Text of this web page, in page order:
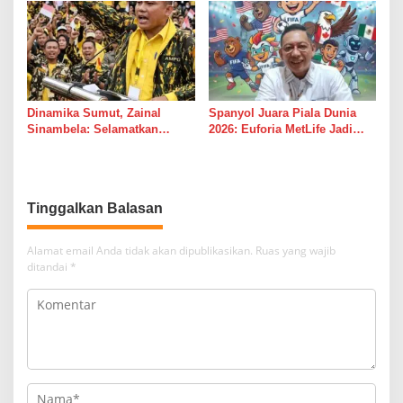
Media Online
Perjuangan Diaspal Mulus
Dinamika Sumut, Zainal
Sinambela: Selamatkan
Spanyol Juara Piala Dunia
2026: Euforia MetLife Jadi
Tinggalkan Balasan
Alamat email Anda tidak akan dipublikasikan. Ruas yang wajib
ditandai *